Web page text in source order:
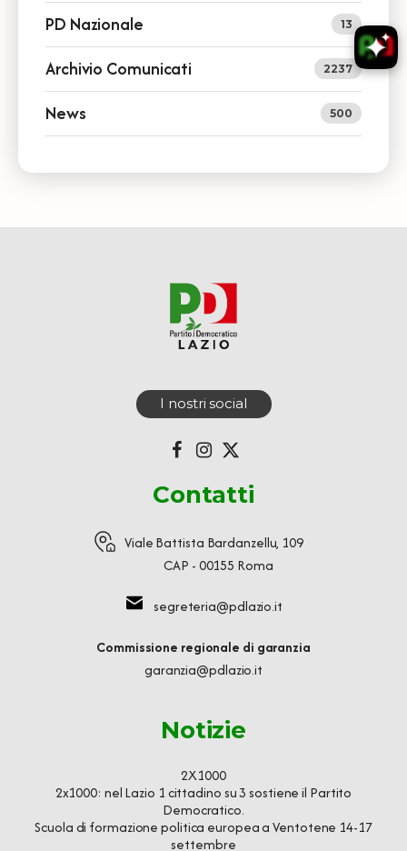
PD Nazionale 13
Archivio Comunicati 2237
News 500
I nostri social
Contatti
Viale Battista Bardanzellu, 109
CAP - 00155 Roma
segreteria@pdlazio.it
Commissione regionale di garanzia
garanzia@pdlazio.it
Notizie
2X1000
2x1000: nel Lazio 1 cittadino su 3 sostiene il Partito
Democratico.
Scuola di formazione politica europea a Ventotene 14-17
settembre